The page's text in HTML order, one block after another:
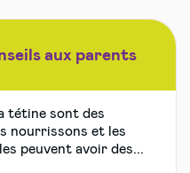
aux parents
tétine sont des
nourrissons et les
peuvent avoir des...